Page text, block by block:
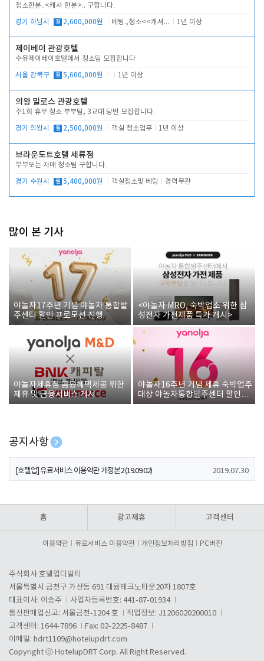
청소한분..<캐셔 한분>.. 구합니다.
경기 하남시 월 2,600,000원 베팅.,청소<<캐셔 모셔봅니다. 1년 이상
제이베이 관광호텔
수유제이베이호텔에서 청소팀 모집합니다
서울 강북구 월 5,600,000원 1년 이상
의왕 밀로스 관광호텔
주1회 휴무 청소 부부팀, 3교대 당번 모집합니다.
경기 의왕시 월 2,500,000원 객실 청소업무 1년 이상
브라운도트호텔 세류점
부부또는 자매 청소팀 구합니다.
경기 수원시 월 5,400,000원 객실청소및 베팅 경력무관
많이 본 기사
야놀자17주년 기념 야놀자 통합발
주센터 할인 프로모션 진행
<야놀자 MRO, 숙박업소 위한 삼
성전자 가전제품 특가 개시>
야놀자제휴점 금융혜택제공 위한
제휴 및 금융서비스 게시
야놀자16주년 기념 제휴 숙박업주
대상 야놀자통합발주센터 할인쿠
폰 증정
공지사항
[호텔업] 개인정보 처리방침 개정본1 (19.09.02)
[호텔업] 유료서비스 이용약관 개정본2 (19.09.02) 2019.07.30
홈 광고제휴 고객센터
이용약관 유료서비스 이용약관 개인정보처리방침 PC버전
주식회사 호텔업디알티
서울특별시 금천구 가산동 691 대륭테크노타운20차 1807호
대표이사: 이송주
사업자등록번호: 441-87-01934
통신판매업신고: 서울금천-1204 호
직업정보: J1206020200010
고객센터: 1644-7896
Fax: 02-2225-8487
이메일: hdrt1109@hotelupdrt.com
Copyright ⓒ HotelupDRT Corp. All Right Reserved.